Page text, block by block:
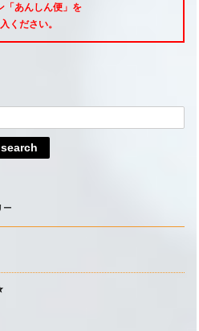
「あんしん便」 を
ください。
search
ー